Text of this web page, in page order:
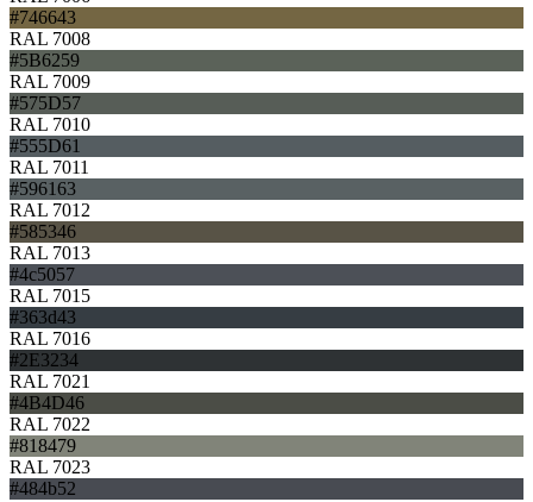
#746643
RAL 7008
#5B6259
RAL 7009
#575D57
RAL 7010
#555D61
RAL 7011
#596163
RAL 7012
#585346
RAL 7013
#4c5057
RAL 7015
#363d43
RAL 7016
#2E3234
RAL 7021
#4B4D46
RAL 7022
#818479
RAL 7023
#484b52